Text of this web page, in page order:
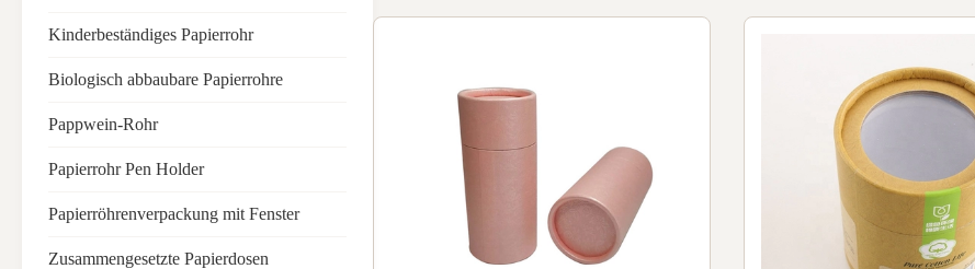
Kinderbeständiges Papierrohr
Biologisch abbaubare Papierrohre
Pappwein-Rohr
Papierrohr Pen Holder
Papierröhrenverpackung mit Fenster
Zusammengesetzte Papierdosen